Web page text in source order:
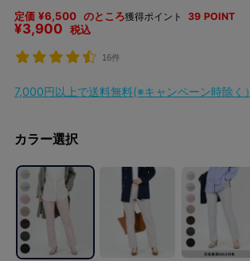
定価 ¥6,500 のところ
¥3,900 税込
獲得ポイント 39 POINT
16件
7,000円以上で送料無料(※キャンペーン時除く）
カラー選択